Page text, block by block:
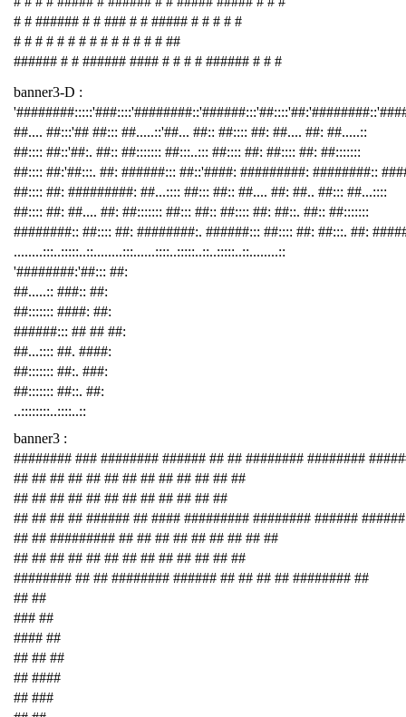
# # ###### # # ### # # ##### # # # # #
# # # # # # # # # # # # # # ##
###### # # ###### #### # # # # ###### # # #
banner3-D :
##.... ##:::'## ##::: ##.....::'##... ##:: ##:::: ##: ##.... ##: ##.....::
##:::: ##::'##:. ##:: ##::::::: ##:::..::: ##:::: ##: ##:::: ##: ##:::::::
##:::: ##:'##:::. ##: ######::: ##::'####: #########: ########::
##:::: ##: #########: ##...:::: ##::: ##:: ##.... ##: ##.. ##::: ##...::::
##:::: ##: ##.... ##: ##::::::: ##::: ##:: ##:::: ##: ##::. ##:: ##:::::::
########:: ##:::: ##: ########:. ######::: ##:::: ##: ##:::. ##:
........:::..:::::..::........:::......::::..:::::..::..:::::..::........::
'########:'##::: ##:
##.....:: ###:: ##:
##::::::: ####: ##:
######::: ## ## ##:
##...:::: ##. ####:
##::::::: ##:. ###:
##::::::: ##::. ##:
..::::::::..::::..::
banner3 :
######## ### ######## ###### ## ## ######## ########
## ## ## ## ## ## ## ## ## ## ## ## ##
## ## ## ## ## ## ## ## ## ## ## ##
## ## ## ## ###### ## #### ######### ######## ###### ######
## ## ######### ## ## ## ## ## ## ## ## ##
## ## ## ## ## ## ## ## ## ## ## ## ##
######## ## ## ######## ###### ## ## ## ## ######## ##
## ##
### ##
#### ##
## ## ##
## ####
## ###